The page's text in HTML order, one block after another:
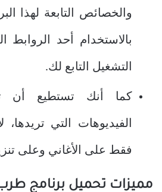
والخصائص التابعة لهذا
بالاستخدام أحد
التشغيل التابع لك.
كما أنك تستطيع أن
الفيديوهات التي
فقط على الأغاني وعلى
مميزات تحميل برنامج